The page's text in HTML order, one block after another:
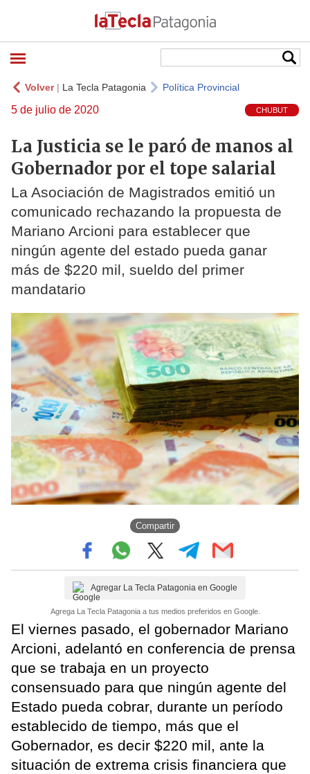
Volver| La Tecla Patagonia Política Provincial
5 de julio de 2020 CHUBUT
La Justicia se le paró de manos al
Gobernador por el tope salarial
La Asociación de Magistrados emitió un
comunicado rechazando la propuesta de
Mariano Arcioni para establecer que
ningún agente del estado pueda ganar
más de $220 mil, sueldo del primer
mandatario
Compartir
Agregar La Tecla Patagonia en Google
Agrega La Tecla Patagonia a tus medios preferidos en Google.
El viernes pasado, el gobernador Mariano
Arcioni, adelantó en conferencia de prensa
que se trabaja en un proyecto
consensuado para que ningún agente del
Estado pueda cobrar, durante un período
establecido de tiempo, más que el
Gobernador, es decir $220 mil, ante la
situación de extrema crisis financiera que